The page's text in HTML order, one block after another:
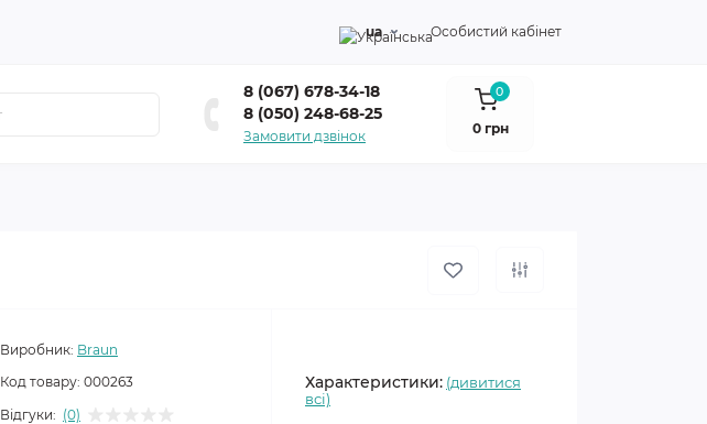
ua Особистий кабінет
8 (067) 678-34-18
8 (050) 248-68-25
Замовити дзвінок
0
0 грн
Виробник: Braun
Код товару: 000263
Відгуки: (0)
Характеристики: (дивитися
всі)